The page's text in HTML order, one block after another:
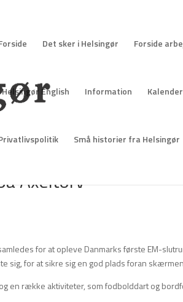
Det sker i Helsingør Forside
Helsingør English Information Kalender
Små historier fra Helsingør
Axeltorv
for at opleve Danmarks første EM-
sig, for at sikre sig en god plads foran
en række aktiviteter, som fodbolddart og